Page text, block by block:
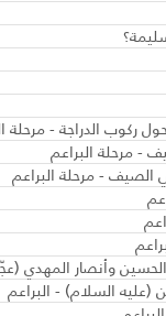
وأنصار المهدي
(عليه السلام) - البراعم